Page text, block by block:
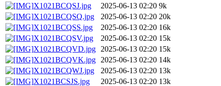
X1021BCQSJ.jpg
2025-06-13 02:20 9k
X1021BCQSQ.jpg
2025-06-13 02:20 20k
X1021BCQSS.jpg
2025-06-13 02:20 16k
X1021BCQSV.jpg
2025-06-13 02:20 15k
X1021BCQVD.jpg
2025-06-13 02:20 15k
X1021BCQVK.jpg
2025-06-13 02:20 14k
X1021BCQWJ.jpg
2025-06-13 02:20 13k
X1021BCSJS.jpg
2025-06-13 02:20 13k